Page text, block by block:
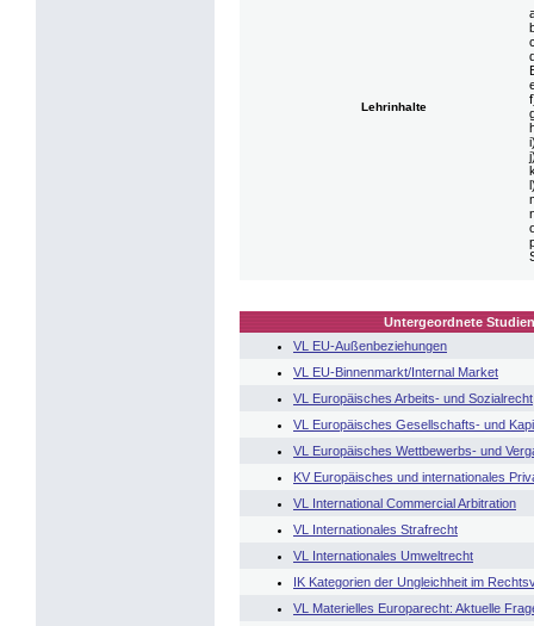
Lehrinhalte
Untergeordnete
VL EU-Außenbeziehungen
VL EU-Binnenmarkt/Internal Market
VL Europäisches Arbeits- und Sozialrecht
VL Europäisches Gesellschafts- und
VL Europäisches Wettbewerbs- und
KV Europäisches und internationales
VL International Commercial Arbitration
VL Internationales Strafrecht
VL Internationales Umweltrecht
IK Kategorien der Ungleichheit im
VL Materielles Europarecht: Aktuelle